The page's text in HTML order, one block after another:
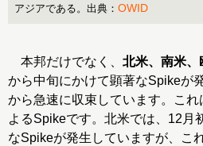
アジアである。出典： OWID
本邦だけでなく、 北米、南米、
から中旬にかけて顕著なSpikeが
から急速に収束しています。これ
よるSpikeです。北米では、12月
なSpikeが発生していますが、こ